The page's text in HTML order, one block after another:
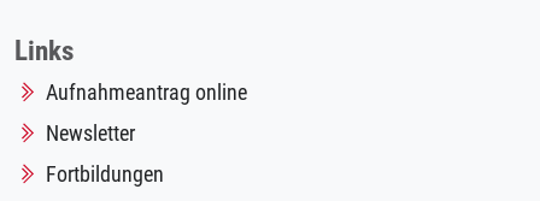
Links
Aufnahmeantrag online
Newsletter
Fortbildungen